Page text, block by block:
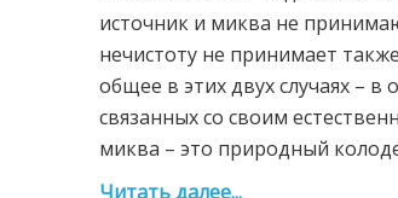
источник и миква не
нечистоту не принимает
общее в этих двух случаях –
связанных со своим
миква – это природный
Читать далее...